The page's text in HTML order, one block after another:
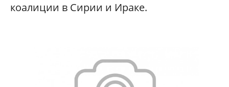
коалиции в Сирии и Ираке.